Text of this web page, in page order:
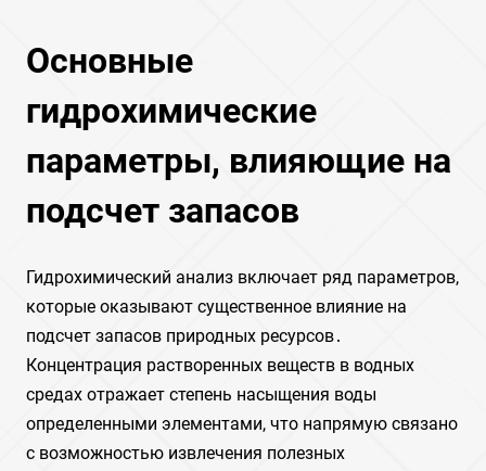
Основные
гидрохимические
параметры, влияющие на
подсчет запасов
Гидрохимический анализ включает ряд параметров,
которые оказывают существенное влияние на
подсчет запасов природных ресурсов․
Концентрация растворенных веществ в водных
средах отражает степень насыщения воды
определенными элементами, что напрямую связано
с возможностью извлечения полезных